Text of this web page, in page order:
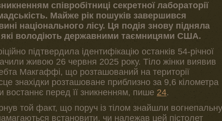
співробітниці секретної лабораторії
Майже рік пошуків завершився
національного лісу. Ця подія знову підняла
володіють державними таємницями США.
підтвердила ідентифікацію останків 54-річної
живою 26 червня 2025 року. Тіло жінки виявив
Макгаффі, що розташований на території
знахідки розташоване приблизно за 9,6 кілометра
востаннє перед її зникненням, пише 24.
той факт, що поруч із тілом знайшли вогнепальну
встановити, чи належав цей пістолет